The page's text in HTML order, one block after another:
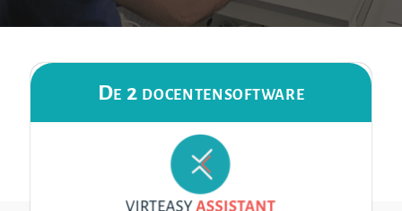
De 2 docentensoftware